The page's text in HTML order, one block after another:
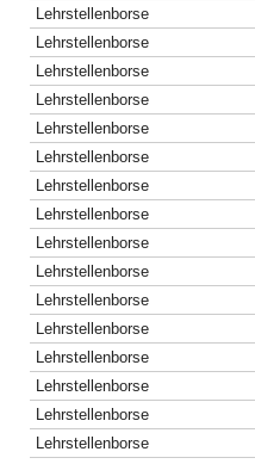
Lehrstellenborse
Lehrstellenborse
Lehrstellenborse
Lehrstellenborse
Lehrstellenborse
Lehrstellenborse
Lehrstellenborse
Lehrstellenborse
Lehrstellenborse
Lehrstellenborse
Lehrstellenborse
Lehrstellenborse
Lehrstellenborse
Lehrstellenborse
Lehrstellenborse
Lehrstellenborse